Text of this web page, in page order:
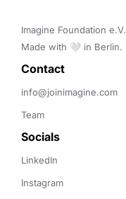
Imagine Foundation e.V.
Made with 🤍 in Berlin.
Contact
info@joinimagine.com
Team
Socials
LinkedIn
Instagram